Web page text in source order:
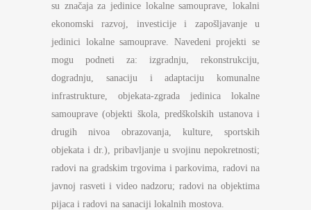
su značaja za jedinice lokalne samouprave, lokalni
ekonomski razvoj, investicije i zapošljavanje u
jedinici lokalne samouprave. Navedeni projekti se
mogu podneti za: izgradnju, rekonstrukciju,
dogradnju, sanaciju i adaptaciju komunalne
infrastrukture, objekata-zgrada jedinica lokalne
samouprave (objekti škola, predškolskih ustanova i
drugih nivoa obrazovanja, kulture, sportskih
objekata i dr.), pribavljanje u svojinu nepokretnosti;
radovi na gradskim trgovima i parkovima, radovi na
javnoj rasveti i video nadzoru; radovi na objektima
pijaca i radovi na sanaciji lokalnih mostova.